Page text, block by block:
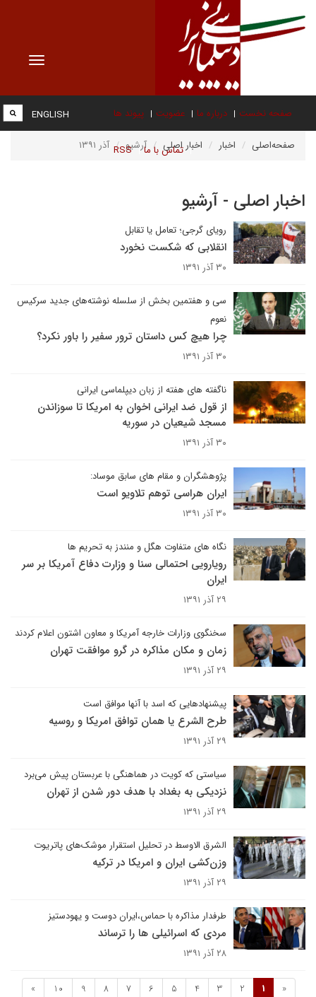
Toggle
صفحه نخست درباره ما عضویت پیوند ها
تماس با ما RSS
ENGLISH
صفحه‌اصلی اخبار اخبار اصلی آرشیو آذر ۱۳۹۱
اخبار اصلی - آرشیو
رویای گرجی؛ تعامل یا تقابل
انقلابی که شکست نخورد
۳۰ آذر ۱۳۹۱
سی و هفتمین بخش از سلسله نوشته‌های جدید سرکیس
نعوم
چرا هیچ کس داستان ترور سفیر را باور نکرد؟
۳۰ آذر ۱۳۹۱
ناگفته های هفته از زبان دیپلماسی ایرانی
از قول ضد ایرانی اخوان به امریکا تا سوزاندن
مسجد شیعیان در سوریه
۳۰ آذر ۱۳۹۱
پژوهشگران و مقام های سابق موساد:
ایران هراسی توهم تلاویو است
۳۰ آذر ۱۳۹۱
نگاه های متفاوت هگل و منندز به تحریم ها
رویارویی احتمالی سنا و وزارت دفاع آمریکا بر سر
ایران
۲۹ آذر ۱۳۹۱
سخنگوی وزارات خارجه آمریکا و معاون اشتون اعلام کردند
زمان و مکان مذاکره در گرو موافقت تهران
۲۹ آذر ۱۳۹۱
پیشنهادهایی که اسد با آنها موافق است
طرح الشرع یا همان توافق امریکا و روسیه
۲۹ آذر ۱۳۹۱
سیاستی که کویت در هماهنگی با عربستان پیش می‌برد
نزدیکی به بغداد با هدف دور شدن از تهران
۲۹ آذر ۱۳۹۱
الشرق الاوسط در تحلیل استقرار موشک‌های پاتریوت
وزن‌کشی ایران و امریکا در ترکیه
۲۹ آذر ۱۳۹۱
طرفدار مذاکره با حماس،ایران دوست و یهودستیز
مردی که اسرائیلی ها را ترساند
۲۸ آذر ۱۳۹۱
«
1
2
3
4
5
6
7
8
9
10
»